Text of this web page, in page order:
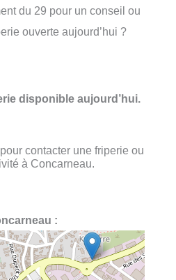
du 29 pour un conseil ou
ouverte aujourd’hui ?
disponible aujourd’hui.
contacter une friperie ou
à Concarneau.
: